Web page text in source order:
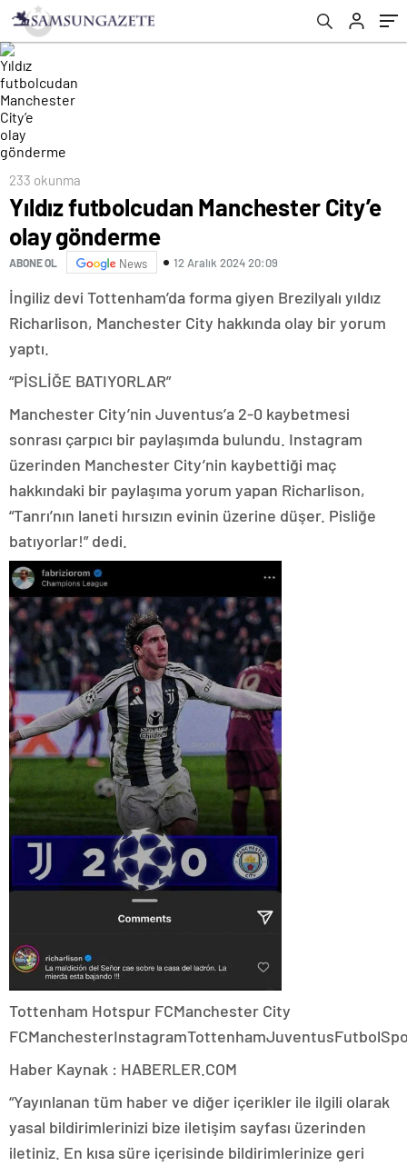
233 okunma
Yıldız futbolcudan Manchester City’e
olay gönderme
ABONE OL News 12 Aralık 2024 20:09
İngiliz devi Tottenham’da forma giyen Brezilyalı yıldız
Richarlison, Manchester City hakkında olay bir yorum
yaptı.
“PİSLİĞE BATIYORLAR”
Manchester City’nin Juventus’a 2-0 kaybetmesi
sonrası çarpıcı bir paylaşımda bulundu. Instagram
üzerinden Manchester City’nin kaybettiği maç
hakkındaki bir paylaşıma yorum yapan Richarlison,
“Tanrı’nın laneti hırsızın evinin üzerine düşer. Pisliğe
batıyorlar!” dedi.
Tottenham Hotspur FCManchester City
Haber Kaynak : HABERLER.COM
“Yayınlanan tüm haber ve diğer içerikler ile ilgili olarak
yasal bildirimlerinizi bize iletişim sayfası üzerinden
iletiniz. En kısa süre içerisinde bildirimlerinize geri